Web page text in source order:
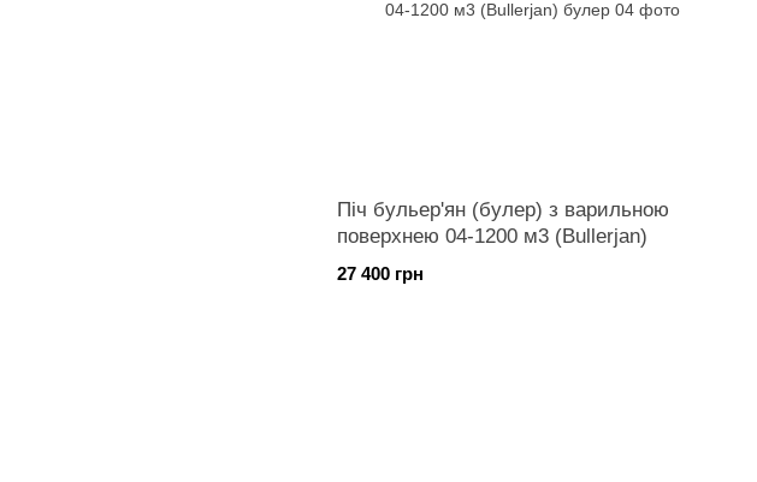
Піч бульер'ян (булер) з варильною
поверхнею 04-1200 м3 (Bullerjan)
27 400 грн